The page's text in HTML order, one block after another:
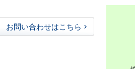
お問い合わせはこちら